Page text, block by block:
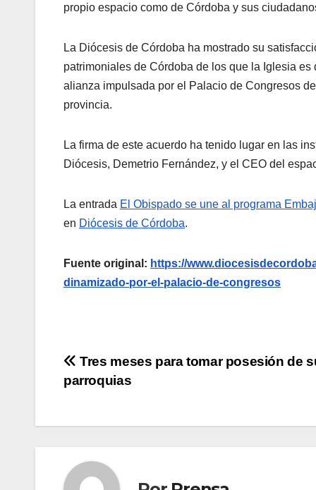
propio espacio como de Córdoba y sus
La Diócesis de Córdoba ha mostrado su
patrimoniales de Córdoba de los que la Iglesia
alianza impulsada por el Palacio de Congresos
provincia.
La firma de este acuerdo ha tenido lugar en las
Diócesis, Demetrio Fernández, y el CEO del
La entrada El Obispado se une al programa
en Diócesis de Córdoba.
Fuente original: https://
dinamizado-por-el-palacio-de-congresos
Navegación
de
entradas
Tres meses para tomar posesión de
parroquias